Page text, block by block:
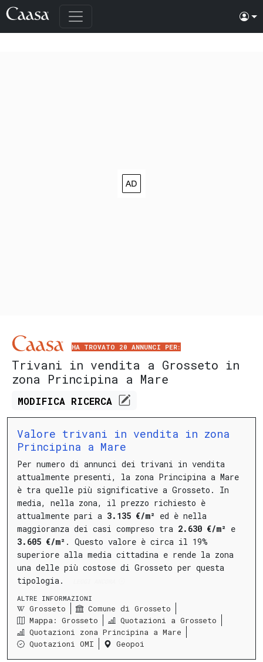
HA TROVATO 20 ANNUNCI PER:
Trivani in vendita a Grosseto in
zona Principina a Mare
MODIFICA RICERCA
Valore trivani in vendita in zona
Principina a Mare
Per numero di annunci dei trivani in vendita
attualmente presenti, la zona Principina a Mare
è tra quelle più significative a Grosseto.
In
media, nella zona, il prezzo richiesto è
attualmente pari a 3.135 €/m² ed è nella
maggioranza dei casi compreso tra 2.630 €/m² e
3.605 €/m² . Questo valore è circa il 19%
superiore alla media cittadina e rende la zona
una delle più costose di Grosseto per questa
tipologia.
ALTRE INFORMAZIONI
Grosseto
Comune di Grosseto
Mappa: Grosseto
Quotazioni a Grosseto
Quotazioni zona Principina a Mare
Quotazioni OMI
Geopoi